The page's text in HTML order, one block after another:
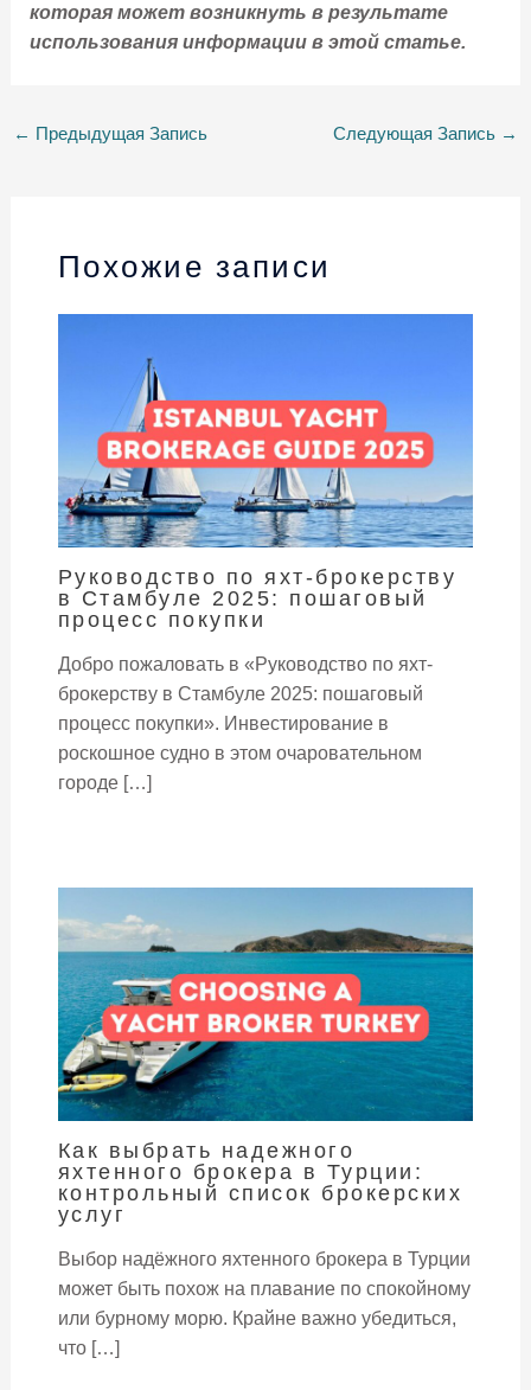
которая может возникнуть в результате
использования информации в этой статье.
← Предыдущая Запись Следующая Запись →
Похожие записи
Руководство по яхт-брокерству
в Стамбуле 2025: пошаговый
процесс покупки
Добро пожаловать в «Руководство по яхт-
брокерству в Стамбуле 2025: пошаговый
процесс покупки». Инвестирование в
роскошное судно в этом очаровательном
городе […]
Как выбрать надежного
яхтенного брокера в Турции:
контрольный список брокерских
услуг
Выбор надёжного яхтенного брокера в Турции
может быть похож на плавание по спокойному
или бурному морю. Крайне важно убедиться,
что […]